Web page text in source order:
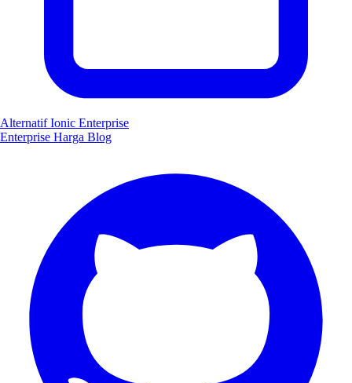
Alternatif Ionic Enterprise
Enterprise Harga Blog